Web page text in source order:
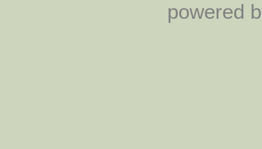
powered